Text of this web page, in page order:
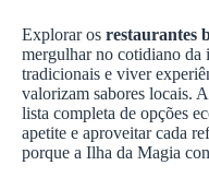
Explorar os restaurantes
mergulhar no cotidiano da
tradicionais e viver
valorizam sabores locais.
lista completa de opções
apetite e aproveitar cada
porque a Ilha da Magia